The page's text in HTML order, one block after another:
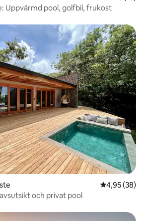
Uppvärmd pool, golfbil, frukost
4,95 av 5 i
4,95 (38)
och privat pool